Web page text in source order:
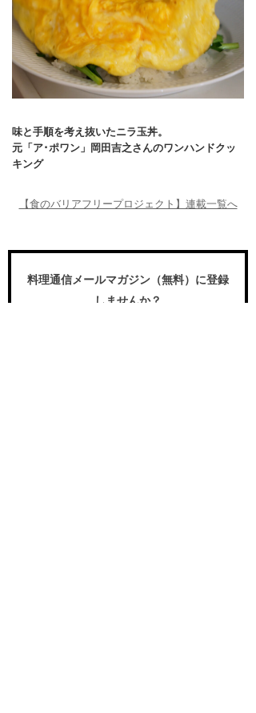
味と手順を考え抜いたニラ玉丼。
元「ア･ポワン」岡田吉之さんのワンハンドクッ
キング
【食のバリアフリープロジェクト】連載一覧へ
料理通信メールマガジン（無料）に登録
しませんか？